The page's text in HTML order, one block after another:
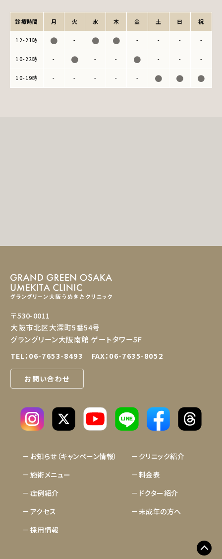
診療時間 月 火 水 木 金 土 日 祝
12-21時 ● - ● ● - - - -
10-22時 - ● - - ● - - -
10-19時 - - - - - ● ● ●
〒530-0011
大阪市北区大深町5番54号
グラングリーン大阪南館 ゲートタワー5F
TEL：06-7653-8493 FAX：06-7635-8052
お問い合わせ
LINE
お知らせ（キャンペーン情報）
クリニック紹介
施術メニュー
料金表
症例紹介
ドクター紹介
アクセス
未成年の方へ
採用情報